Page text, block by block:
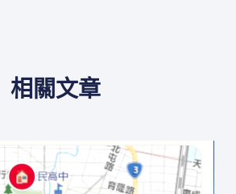
相關文章